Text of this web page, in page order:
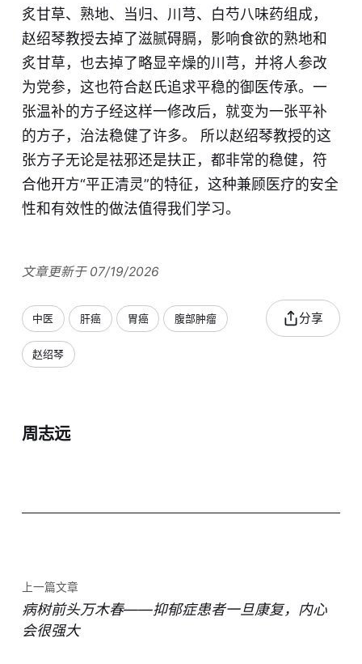
炙甘草、熟地、当归、川芎、白芍八味药组成，
赵绍琴教授去掉了滋腻碍膈，影响食欲的熟地和
炙甘草，也去掉了略显辛燥的川芎，并将人参改
为党参，这也符合赵氏追求平稳的御医传承。一
张温补的方子经这样一修改后，就变为一张平补
的方子，治法稳健了许多。 所以赵绍琴教授的这
张方子无论是祛邪还是扶正，都非常的稳健，符
合他开方“平正清灵”的特征，这种兼顾医疗的安全
性和有效性的做法值得我们学习。
文章更新于 07/19/2026
中医 肝癌 胃癌 腹部肿瘤
赵绍琴
分享
周志远
上一篇文章
病树前头万木春——抑郁症患者一旦康复，内心
会很强大